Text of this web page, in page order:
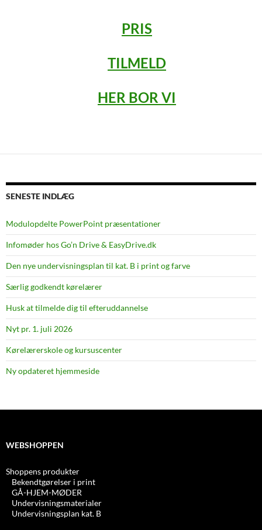
PRIS
TILMELD
HER BOR VI
SENESTE INDLÆG
Modulopdelte PowerPoint præsentationer
Infomøder hos Go’n Drive & EasyDrive.dk
Den nye undervisningsplan til kat. B i print og farve
Særlig godkendt kørelærer
Husk at tilmelde dig til efteruddannelse
Nyt pr. 1. juli 2026
Kørelærerskole og kursuscenter
Ny opdateret hjemmeside
WEBSHOPPEN
Shoppens produkter
Bekendtgørelser i print
GÅ-HJEM-MØDER
Undervisningsmaterialer
Undervisningsplan kat. B